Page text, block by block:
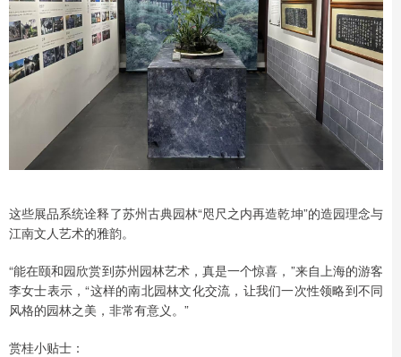
这些展品系统诠释了苏州古典园林“咫尺之内再造乾坤”的造园理念与
江南文人艺术的雅韵。
“能在颐和园欣赏到苏州园林艺术，真是一个惊喜，”来自上海的游客
李女士表示，“这样的南北园林文化交流，让我们一次性领略到不同
风格的园林之美，非常有意义。”
赏桂小贴士：